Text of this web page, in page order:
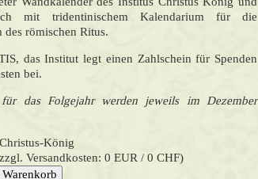
mit tridentinischem Kalendarium für die
des römischen Ritus.
das Institut legt einen Zahlschein für Spenden
bei.
für das Folgejahr werden jeweils im Dezember
König
Versandkosten: 0 EUR / 0 CHF)